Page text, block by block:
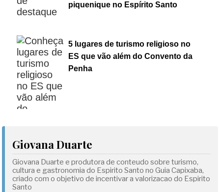
piquenique no Espírito Santo
5 lugares de turismo religioso no
ES que vão além do Convento da
Penha
Giovana Duarte
Giovana Duarte e produtora de conteudo sobre turismo,
cultura e gastronomia do Espirito Santo no Guia Capixaba,
criado com o objetivo de incentivar a valorizacao do Espirito
Santo